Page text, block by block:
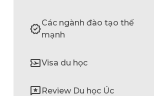
Các ngành đào tạo thế
mạnh
Visa du học
Review Du học Úc